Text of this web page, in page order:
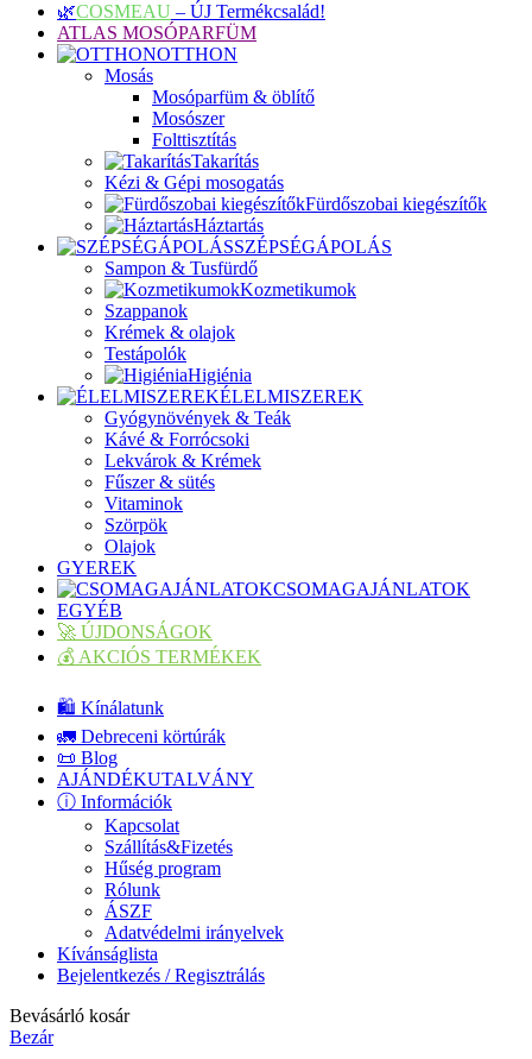
🌿COSMEAU – ÚJ Termékcsalád!
ATLAS MOSÓPARFÜM
OTTHON
Mosás
Mosóparfüm & öblítő
Mosószer
Folttisztítás
Takarítás
Kézi & Gépi mosogatás
Fürdőszobai kiegészítők
Háztartás
SZÉPSÉGÁPOLÁS
Sampon & Tusfürdő
Kozmetikumok
Szappanok
Krémek & olajok
Testápolók
Higiénia
ÉLELMISZEREK
Gyógynövények & Teák
Kávé & Forrócsoki
Lekvárok & Krémek
Fűszer & sütés
Vitaminok
Szörpök
Olajok
GYEREK
CSOMAGAJÁNLATOK
EGYÉB
🚀 ÚJDONSÁGOK
💰 AKCIÓS TERMÉKEK
🛍️ Kínálatunk
🚛 Debreceni körtúrák
📜 Blog
AJÁNDÉKUTALVÁNY
ⓘ Információk
Kapcsolat
Szállítás&Fizetés
Hűség program
Rólunk
ÁSZF
Adatvédelmi irányelvek
Kívánságlista
Bejelentkezés / Regisztrálás
Bevásárló kosár
Bezár